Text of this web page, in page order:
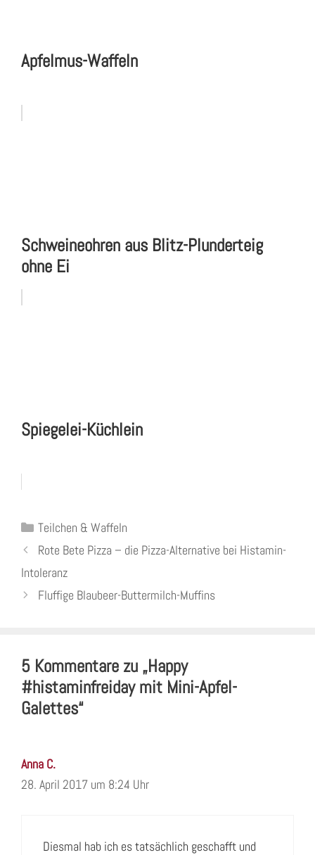
Apfelmus-Waffeln
Schweineohren aus Blitz-Plunderteig
ohne Ei
Spiegelei-Küchlein
Kategorien
Teilchen & Waffeln
Rote Bete Pizza – die Pizza-Alternative bei Histamin-
Intoleranz
Fluffige Blaubeer-Buttermilch-Muffins
5 Kommentare zu „Happy
#histaminfreiday mit Mini-Apfel-
Galettes“
Anna C.
28. April 2017 um 8:24 Uhr
Diesmal hab ich es tatsächlich geschafft und